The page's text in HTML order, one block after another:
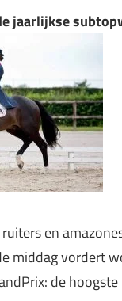
jaarlijkse
en
middag vordert
de